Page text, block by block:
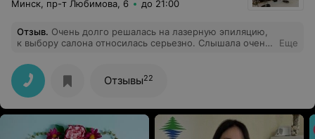
Минск, пр-т Любимова, 6 до 21:00
Отзыв. Очень долго решалась на лазерную эпиляцию,
к выбору салона относилась серьезно. Слышала очень
пришла сюда ни разу не пожалела, все на высшем
уровне с самого начала. Моим косметологом была
Екатерина, после процедуры сразу поняла что буду
ходить только к ней. Очень профессиональный подход
к клиенту. Также меня очень порадовала девушка на
ресепшене, очень вежливая и приятная. Вообщем я
осталась довольна и обязательно буду ходить сюда.
Еще
Отзывы22